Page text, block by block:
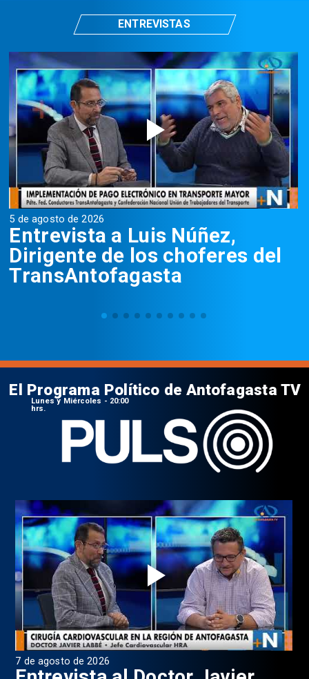
5 de agosto de 2026
Entrevista a Luis Núñez,
Dirigente de los choferes del
TransAntofagasta
ENTREVISTAS
7 de agosto de 2026
El Programa Político de Antofagasta TV
Lunes y Miércoles - 20:00
hrs.